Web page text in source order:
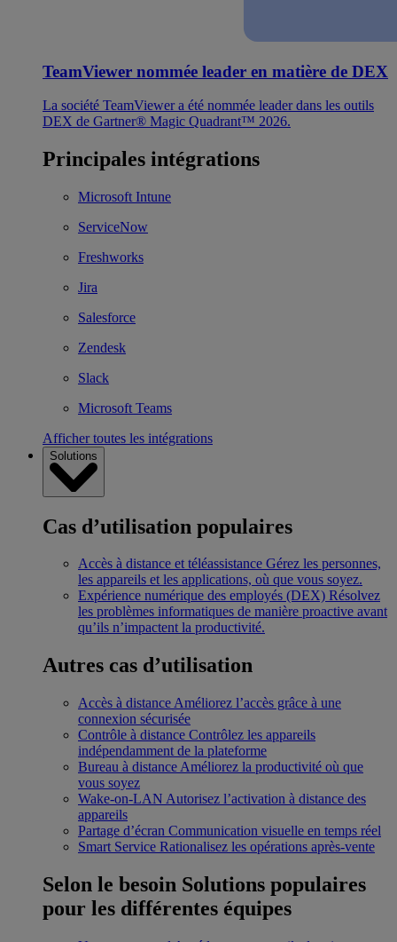
TeamViewer nommée leader en matière de DEX
La société TeamViewer a été nommée leader dans les outils
DEX de Gartner® Magic Quadrant™ 2026.
Principales intégrations
Microsoft Intune
ServiceNow
Freshworks
Jira
Salesforce
Zendesk
Slack
Microsoft Teams
Afficher toutes les intégrations
Solutions
Cas d’utilisation populaires
Accès à distance et téléassistance Gérez les personnes,
les appareils et les applications, où que vous soyez.
Expérience numérique des employés (DEX) Résolvez
les problèmes informatiques de manière proactive avant
qu’ils n’impactent la productivité.
Autres cas d’utilisation
Accès à distance Améliorez l’accès grâce à une
connexion sécurisée
Contrôle à distance Contrôlez les appareils
indépendamment de la plateforme
Bureau à distance Améliorez la productivité où que
vous soyez
Wake-on-LAN Autorisez l’activation à distance des
appareils
Partage d’écran Communication visuelle en temps réel
Smart Service Rationalisez les opérations après-vente
Selon le besoin Solutions populaires
pour les différentes équipes